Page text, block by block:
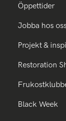
Öppettider
Jobba hos
Projekt &
Restoration
Black Week